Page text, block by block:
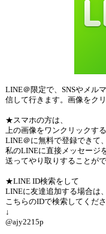
LINE＠限定で、SNSやメル
信して行きます。画像をク
★スマホの方は、
上の画像をワンクリックする
LINE＠に無料で登録できて、
私のLINEに直接メッセージ
送ってやり取りすることがで
★LINE ID検索をして
LINEに友達追加する場合は、
こちらのIDで検索してくださ
↓
@ajy2215p